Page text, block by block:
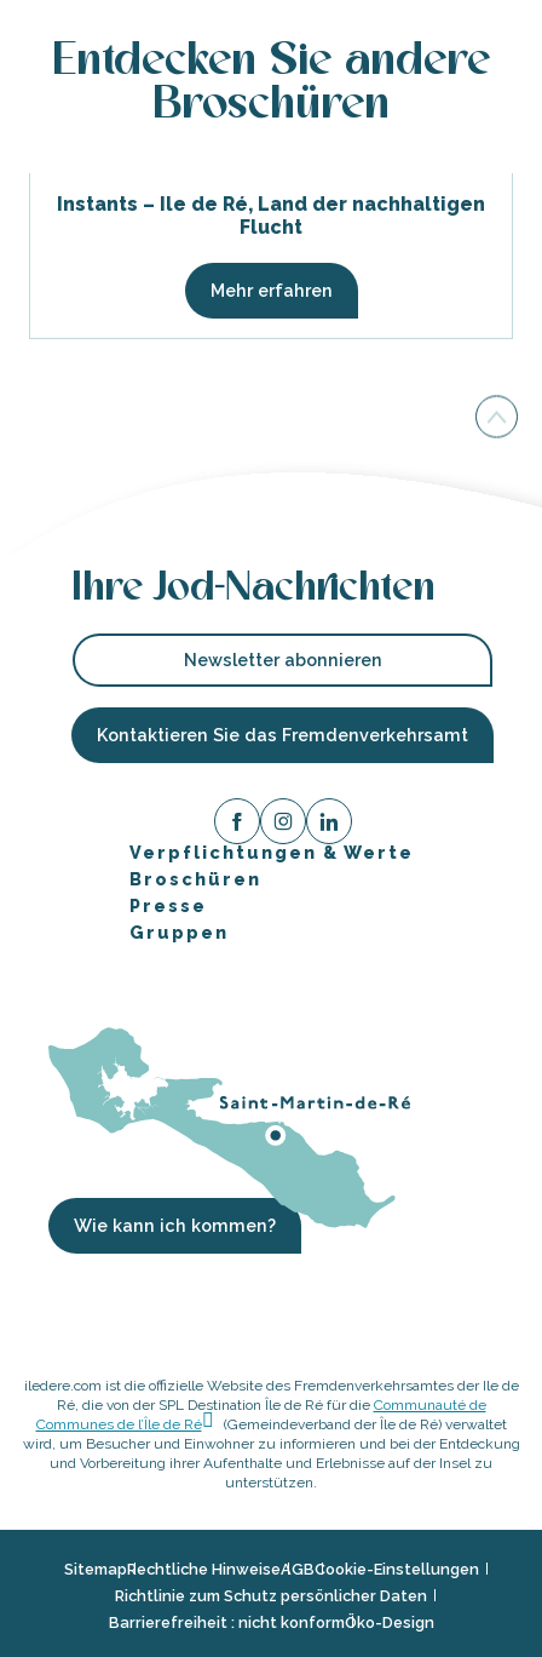
Entdecken Sie andere
Broschüren
Instants – Ile de Ré, Land der nachhaltigen
Flucht
Mehr erfahren
Ihre Jod-Nachrichten
Newsletter abonnieren
Kontaktieren Sie das Fremdenverkehrsamt
Verpflichtungen & Werte
Broschüren
Presse
Gruppen
Wie kann ich kommen?
iledere.com ist die offizielle Website des Fremdenverkehrsamtes der Ile de
Ré, die von der SPL Destination Île de Ré für die Communauté de
Communes de l’Île de Ré
(Gemeindeverband der Île de Ré) verwaltet
wird, um Besucher und Einwohner zu informieren und bei der Entdeckung
und Vorbereitung ihrer Aufenthalte und Erlebnisse auf der Insel zu
unterstützen.
SitemapRechtliche HinweiseAGBCookie-Einstellungen
Richtlinie zum Schutz persönlicher Daten
Barrierefreiheit : nicht konformÖko-Design